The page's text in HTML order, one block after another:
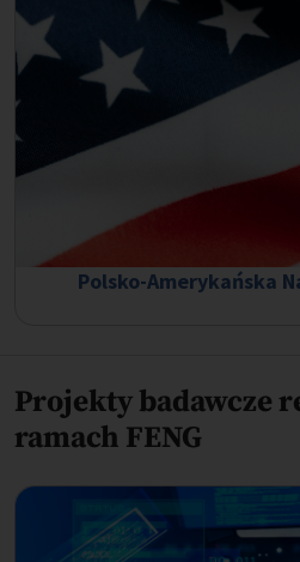
Polsko-Amerykańska
Projekty badawcze
ramach FENG